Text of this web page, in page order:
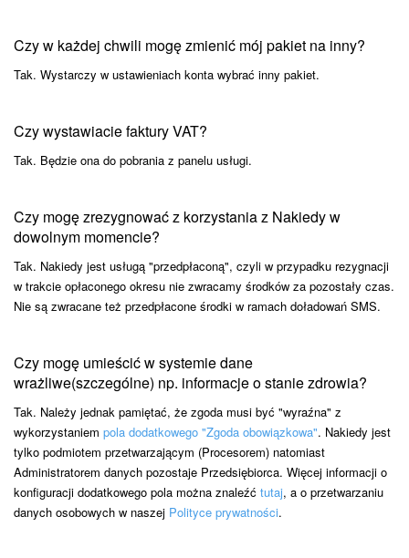
Czy w każdej chwili mogę zmienić mój pakiet na inny?
Tak. Wystarczy w ustawieniach konta wybrać inny pakiet.
Czy wystawiacie faktury VAT?
Tak. Będzie ona do pobrania z panelu usługi.
Czy mogę zrezygnować z korzystania z Nakiedy w
dowolnym momencie?
Tak. Nakiedy jest usługą "przedpłaconą", czyli w przypadku rezygnacji
w trakcie opłaconego okresu nie zwracamy środków za pozostały czas.
Nie są zwracane też przedpłacone środki w ramach doładowań SMS.
Czy mogę umieścić w systemie dane
wrażliwe(szczególne) np. informacje o stanie zdrowia?
Tak. Należy jednak pamiętać, że zgoda musi być "wyraźna" z
wykorzystaniem pola dodatkowego "Zgoda obowiązkowa". Nakiedy jest
tylko podmiotem przetwarzającym (Procesorem) natomiast
Administratorem danych pozostaje Przedsiębiorca. Więcej informacji o
konfiguracji dodatkowego pola można znaleźć tutaj, a o przetwarzaniu
danych osobowych w naszej Polityce prywatności.